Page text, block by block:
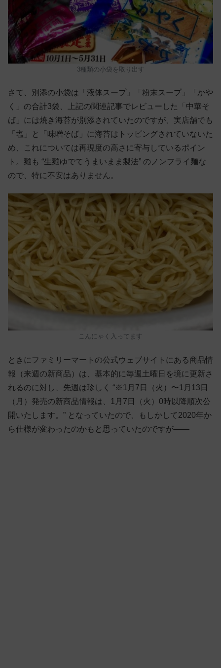
3種類の小袋を取り出す
さて、別添の小袋は「液体スープ」「粉末スープ」「かや
く」の合計3袋、上記の関連記事でレビューした「中華そ
ば」には焼き海苔が別添されていたのですが、実店舗でも
「塩」と「味噌そば」に海苔はトッピングされていないた
め、これについては再現度の高さに寄与しているポイン
ト。麺も “生麺ゆでてうまいまま製法” のノンフライ麺な
ので、特に不安はありません。
こんにゃく入ってます
ときにファミリーマートの公式ウェブサイトにある商品情
報（来週の新商品）は、基本的に毎週土曜日を境に更新さ
れるのに対し、先週は珍しく “※1月7日（火）〜1月13日
（月）発売の新商品情報は、1月7日（火）0時以降順次公
開いたします。” となっていたので、もしかして2020年か
ら仕様が変わったのかもと思っていたのですが——